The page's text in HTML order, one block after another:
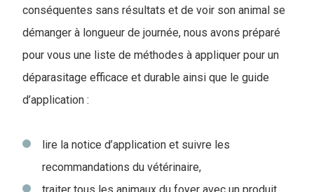
conséquentes sans résultats et de voir son animal se
démanger à longueur de journée, nous avons préparé
pour vous une liste de méthodes à appliquer pour un
déparasitage efficace et durable ainsi que le guide
d’application :
lire la notice d’application et suivre les
recommandations du vétérinaire,
traiter tous les animaux du foyer avec un produit